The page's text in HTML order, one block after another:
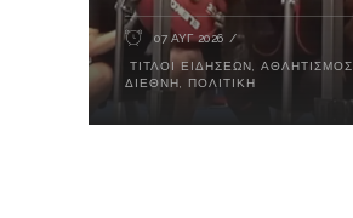
07 ΑΥΓ 2026
ΤΊΤΛΟΙ ΕΙΔΉΣΕΩΝ ΑΘΛΗΤΙΣΜΌΣ
ΔΙΕΘΝΉ
ΠΟΛΙΤΙΚΉ